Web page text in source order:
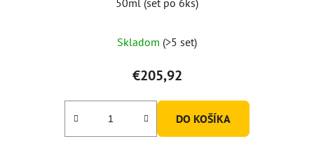
Skladom (>5 set)
€205,92
DO KOŠÍKA